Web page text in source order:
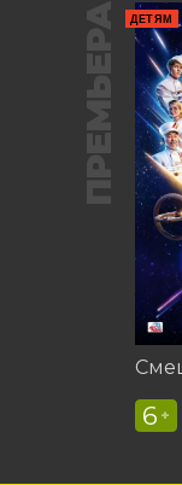
ПРЕМЬЕРА ДЕТЯМ
6 +